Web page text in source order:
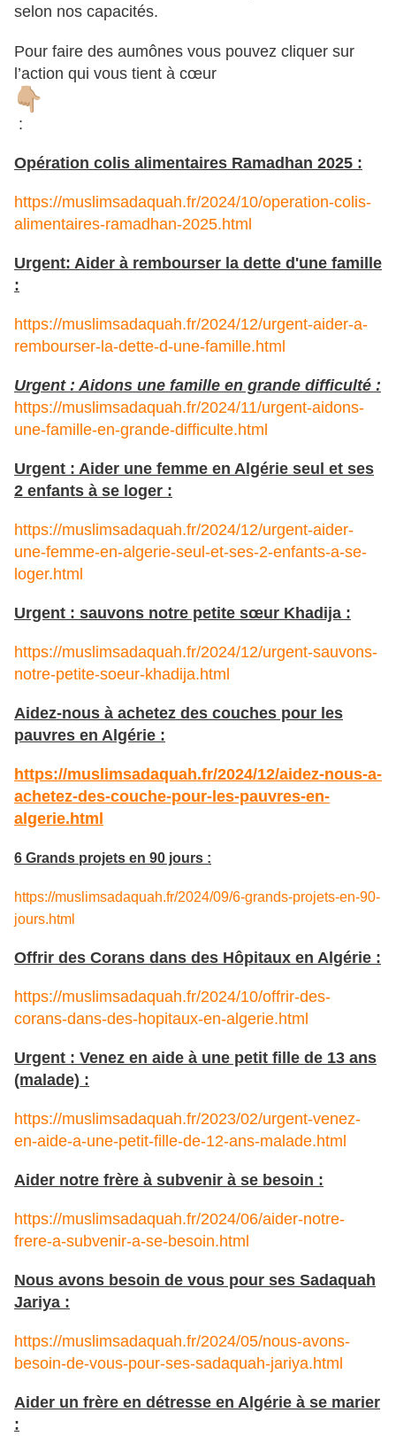
selon nos capacités.
Pour faire des aumônes vous pouvez cliquer sur
l’action qui vous tient à cœur
:
Opération colis alimentaires Ramadhan 2025 :
https://muslimsadaquah.fr/2024/10/operation-colis-
alimentaires-ramadhan-2025.html
Urgent: Aider à rembourser la dette d'une famille
:
https://muslimsadaquah.fr/2024/12/urgent-aider-a-
rembourser-la-dette-d-une-famille.html
Urgent : Aidons une famille en grande difficulté :
https://muslimsadaquah.fr/2024/11/urgent-aidons-
une-famille-en-grande-difficulte.html
Urgent : Aider une femme en Algérie seul et ses
2 enfants à se loger :
https://muslimsadaquah.fr/2024/12/urgent-aider-
une-femme-en-algerie-seul-et-ses-2-enfants-a-se-
loger.html
Urgent : sauvons notre petite sœur Khadija :
https://muslimsadaquah.fr/2024/12/urgent-sauvons-
notre-petite-soeur-khadija.html
Aidez-nous à achetez des couches pour les
pauvres en Algérie :
https://muslimsadaquah.fr/2024/12/aidez-nous-a-
achetez-des-couche-pour-les-pauvres-en-
algerie.html
6 Grands projets en 90 jours :
https://muslimsadaquah.fr/2024/09/6-grands-projets-en-90-
jours.html
Offrir des Corans dans des Hôpitaux en Algérie :
https://muslimsadaquah.fr/2024/10/offrir-des-
corans-dans-des-hopitaux-en-algerie.html
Urgent : Venez en aide à une petit fille de 13 ans
(malade) :
https://muslimsadaquah.fr/2023/02/urgent-venez-
en-aide-a-une-petit-fille-de-12-ans-malade.html
Aider notre frère à subvenir à se besoin :
https://muslimsadaquah.fr/2024/06/aider-notre-
frere-a-subvenir-a-se-besoin.html
Nous avons besoin de vous pour ses Sadaquah
Jariya :
https://muslimsadaquah.fr/2024/05/nous-avons-
besoin-de-vous-pour-ses-sadaquah-jariya.html
Aider un frère en détresse en Algérie à se marier
: